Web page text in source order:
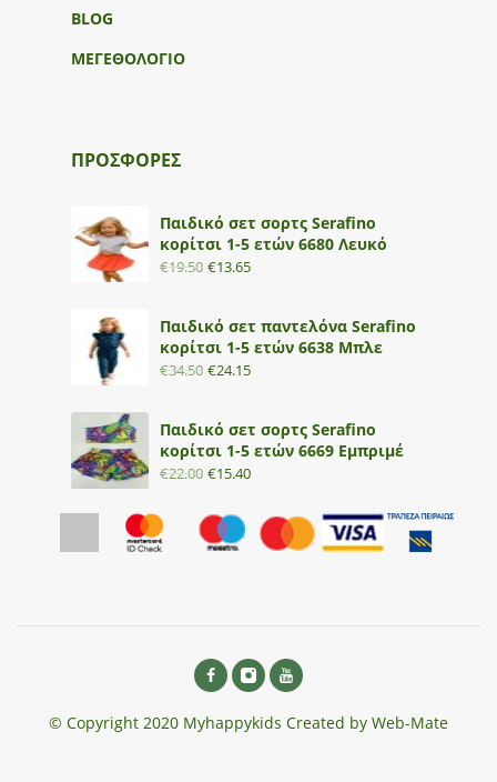
BLOG
ΜΕΓΕΘΟΛΟΓΙΟ
ΠΡΟΣΦΟΡΕΣ
Παιδικό σετ σορτς Serafino
κορίτσι 1-5 ετών 6680 Λευκό
€19.50 €13.65
Παιδικό σετ παντελόνα Serafino
κορίτσι 1-5 ετών 6638 Μπλε
€34.50 €24.15
Παιδικό σετ σορτς Serafino
κορίτσι 1-5 ετών 6669 Εμπριμέ
€22.00 €15.40
© Copyright 2020 Myhappykids Created by Web-Mate